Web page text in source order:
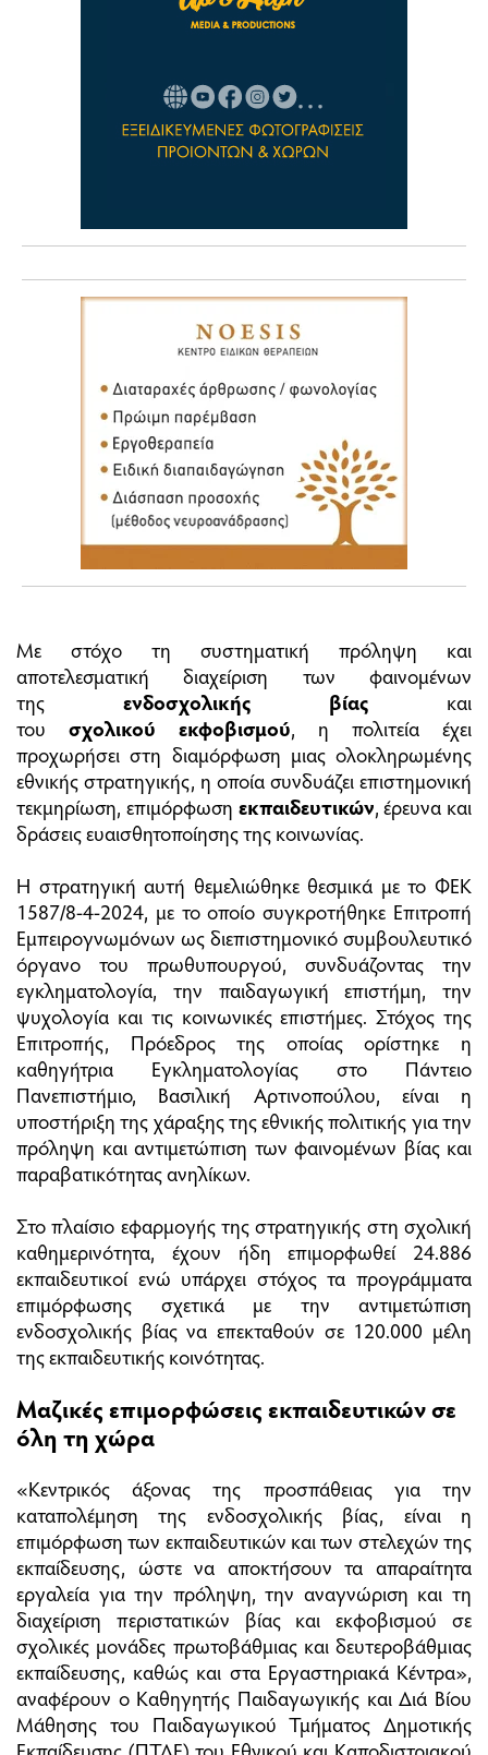
Με στόχο τη συστηματική πρόληψη και
αποτελεσματική διαχείριση των φαινομένων
της ενδοσχολικής βίας και
του σχολικού εκφοβισμού, η πολιτεία έχει
προχωρήσει στη διαμόρφωση μιας ολοκληρωμένης
εθνικής στρατηγικής, η οποία συνδυάζει επιστημονική
τεκμηρίωση, επιμόρφωση εκπαιδευτικών, έρευνα και
δράσεις ευαισθητοποίησης της κοινωνίας.
Η στρατηγική αυτή θεμελιώθηκε θεσμικά με το ΦΕΚ
1587/8-4-2024, με το οποίο συγκροτήθηκε Επιτροπή
Εμπειρογνωμόνων ως διεπιστημονικό συμβουλευτικό
όργανο του πρωθυπουργού, συνδυάζοντας την
εγκληματολογία, την παιδαγωγική επιστήμη, την
ψυχολογία και τις κοινωνικές επιστήμες. Στόχος της
Επιτροπής, Πρόεδρος της οποίας ορίστηκε η
καθηγήτρια Εγκληματολογίας στο Πάντειο
Πανεπιστήμιο, Βασιλική Αρτινοπούλου, είναι η
υποστήριξη της χάραξης της εθνικής πολιτικής για την
πρόληψη και αντιμετώπιση των φαινομένων βίας και
παραβατικότητας ανηλίκων.
Στο πλαίσιο εφαρμογής της στρατηγικής στη σχολική
καθημερινότητα, έχουν ήδη επιμορφωθεί 24.886
εκπαιδευτικοί ενώ υπάρχει στόχος τα προγράμματα
επιμόρφωσης σχετικά με την αντιμετώπιση
ενδοσχολικής βίας να επεκταθούν σε 120.000 μέλη
της εκπαιδευτικής κοινότητας.
Μαζικές επιμορφώσεις εκπαιδευτικών σε
όλη τη χώρα
«Κεντρικός άξονας της προσπάθειας για την
καταπολέμηση της ενδοσχολικής βίας, είναι η
επιμόρφωση των εκπαιδευτικών και των στελεχών της
εκπαίδευσης, ώστε να αποκτήσουν τα απαραίτητα
εργαλεία για την πρόληψη, την αναγνώριση και τη
διαχείριση περιστατικών βίας και εκφοβισμού σε
σχολικές μονάδες πρωτοβάθμιας και δευτεροβάθμιας
εκπαίδευσης, καθώς και στα Εργαστηριακά Κέντρα»,
αναφέρουν ο Καθηγητής Παιδαγωγικής και Διά Βίου
Μάθησης του Παιδαγωγικού Τμήματος Δημοτικής